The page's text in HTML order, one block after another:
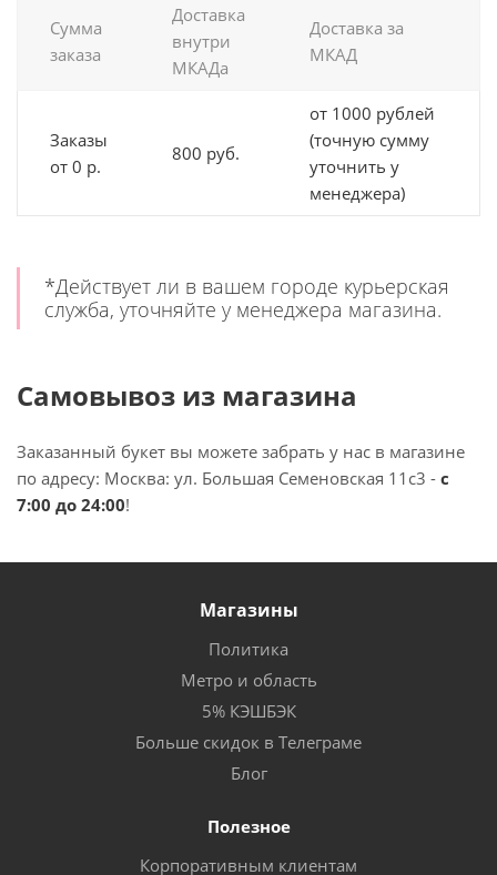
Сумма
заказа
Доставка
внутри
МКАДа
Доставка за
МКАД
Заказы
от 0 р.
800 руб.
от 1000 рублей
(точную сумму
уточнить у
менеджера)
*Действует ли в вашем городе курьерская
служба, уточняйте у менеджера магазина.
Самовывоз из магазина
Заказанный букет вы можете забрать у нас в магазине
по адресу: Москва: ул. Большая Семеновская 11с3 - с
7:00 до 24:00!
Магазины
Политика
Метро и область
5% КЭШБЭК
Больше скидок в Телеграме
Блог
Полезное
Корпоративным клиентам